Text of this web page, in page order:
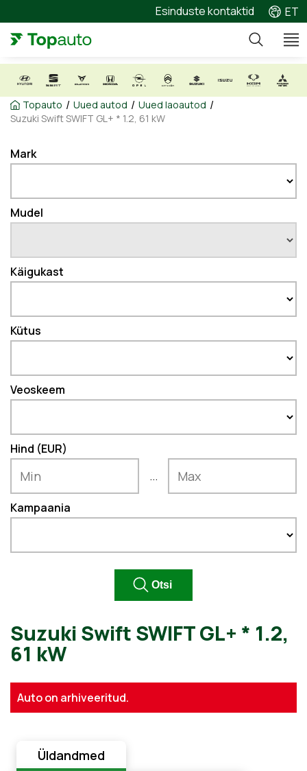
Esinduste kontaktid ET
Topauto / Uued autod / Uued laoautod /
Suzuki Swift SWIFT GL+ * 1.2, 61 kW
Mark
Mudel
Käigukast
Kütus
Veoskeem
Hind (EUR)
...
Kampaania
Suzuki Swift SWIFT GL+ *
Auto on arhiveeritud.
Üldandmed